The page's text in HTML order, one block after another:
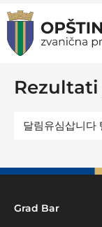
Grad Bar